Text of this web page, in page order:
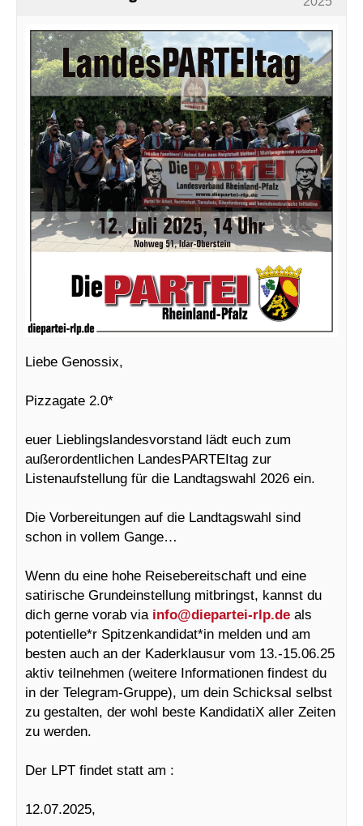
Liebe Genossix,
Pizzagate 2.0*
euer Lieblingslandesvorstand lädt euch zum
außerordentlichen LandesPARTEItag zur
Listenaufstellung für die Landtagswahl 2026 ein.
Die Vorbereitungen auf die Landtagswahl sind
schon in vollem Gange…
Wenn du eine hohe Reisebereitschaft und eine
satirische Grundeinstellung mitbringst, kannst du
dich gerne vorab via info@diepartei-rlp.de als
potentielle*r Spitzenkandidat*in melden und am
besten auch an der Kaderklausur vom 13.-15.06.25
aktiv teilnehmen (weitere Informationen findest du
in der Telegram-Gruppe), um dein Schicksal selbst
zu gestalten, der wohl beste KandidatiX aller Zeiten
zu werden.
Der LPT findet statt am :
12.07.2025,